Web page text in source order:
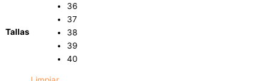
Tallas
36
37
38
39
40